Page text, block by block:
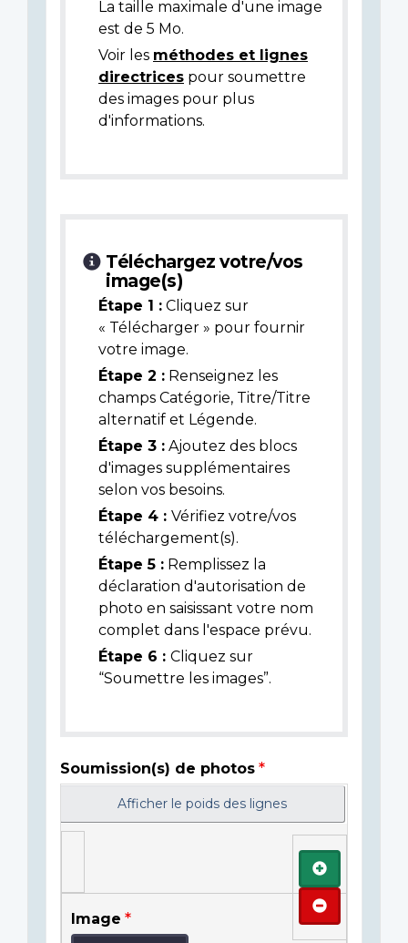
La taille maximale d'une image
est de 5 Mo.
Voir les méthodes et lignes
directrices pour soumettre
des images pour plus
d'informations.
Téléchargez votre/vos
image(s)
Étape 1 : Cliquez sur
« Télécharger » pour fournir
votre image.
Étape 2 : Renseignez les
champs Catégorie, Titre/Titre
alternatif et Légende.
Étape 3 : Ajoutez des blocs
d'images supplémentaires
selon vos besoins.
Étape 4 : Vérifiez votre/vos
téléchargement(s).
Étape 5 : Remplissez la
déclaration d'autorisation de
photo en saisissant votre nom
complet dans l'espace prévu.
Étape 6 : Cliquez sur
“Soumettre les images”.
Soumission(s) de photos
Afficher le poids des lignes
Image
Ajouter
Retirer